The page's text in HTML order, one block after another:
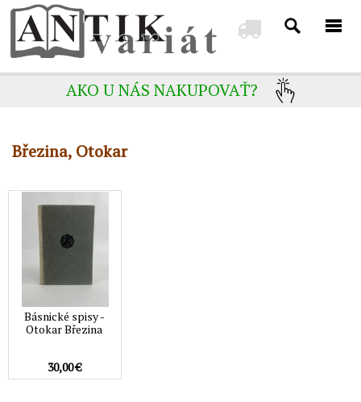
AKO U NÁS NAKUPOVAŤ?
Březina, Otokar
Básnické spisy -
Otokar Březina
30,00 €